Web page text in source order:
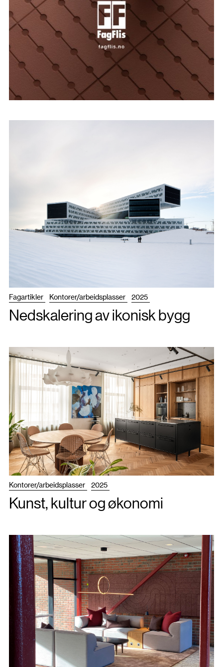
Fagartikler Kontorer/arbeidsplasser 2025
Nedskalering av ikonisk bygg
Kontorer/arbeidsplasser 2025
Kunst, kultur og økonomi